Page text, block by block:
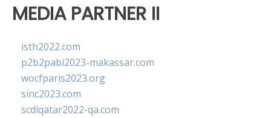
MEDIA PARTNER II
isth2022.com
p2b2pabi2023-makassar.com
wocfparis2023.org
sinc2023.com
scdlqatar2022-qa.com